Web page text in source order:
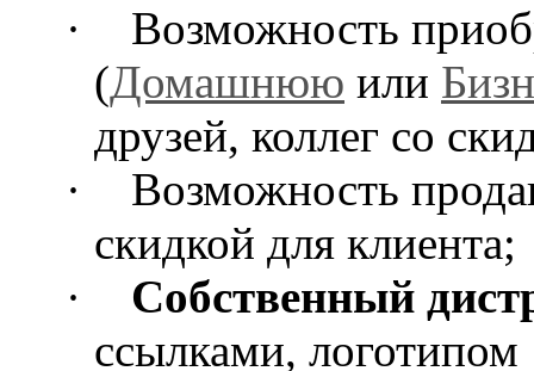
·
Возможность
(Домашнюю или
друзей, коллег со
·
Возможность
скидкой для клиента;
·
Собственный
ссылками, логотипом